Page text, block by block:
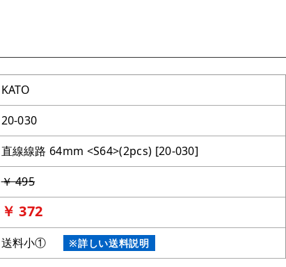
KATO
20-030
直線線路 64mm <S64>(2pcs) [20-030]
￥ 495
￥ 372
送料小① ※詳しい送料説明